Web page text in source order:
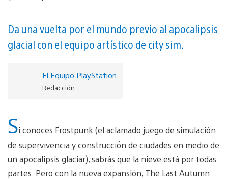
Da una vuelta por el mundo previo al apocalipsis
glacial con el equipo artístico de city sim.
El Equipo PlayStation
Redacción
Si conoces Frostpunk (el aclamado juego de simulación
de supervivencia y construcción de ciudades en medio de
un apocalipsis glaciar), sabrás que la nieve está por todas
partes. Pero con la nueva expansión, The Last Autumn